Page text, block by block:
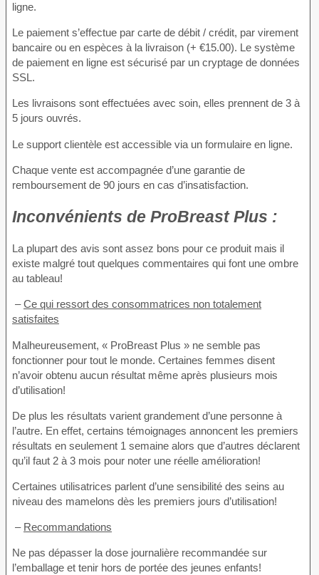
ligne.
Le paiement s’effectue par carte de débit / crédit, par virement
bancaire ou en espèces à la livraison (+ €15.00). Le système
de paiement en ligne est sécurisé par un cryptage de données
SSL.
Les livraisons sont effectuées avec soin, elles prennent de 3 à
5 jours ouvrés.
Le support clientèle est accessible via un formulaire en ligne.
Chaque vente est accompagnée d’une garantie de
remboursement de 90 jours en cas d’insatisfaction.
Inconvénients de ProBreast Plus :
La plupart des avis sont assez bons pour ce produit mais il
existe malgré tout quelques commentaires qui font une ombre
au tableau!
–Ce qui ressort des consommatrices non totalement
satisfaites
Malheureusement, « ProBreast Plus » ne semble pas
fonctionner pour tout le monde. Certaines femmes disent
n’avoir obtenu aucun résultat même après plusieurs mois
d’utilisation!
De plus les résultats varient grandement d’une personne à
l’autre. En effet, certains témoignages annoncent les premiers
résultats en seulement 1 semaine alors que d’autres déclarent
qu’il faut 2 à 3 mois pour noter une réelle amélioration!
Certaines utilisatrices parlent d’une sensibilité des seins au
niveau des mamelons dès les premiers jours d’utilisation!
– Recommandations
Ne pas dépasser la dose journalière recommandée sur
l’emballage et tenir hors de portée des jeunes enfants!